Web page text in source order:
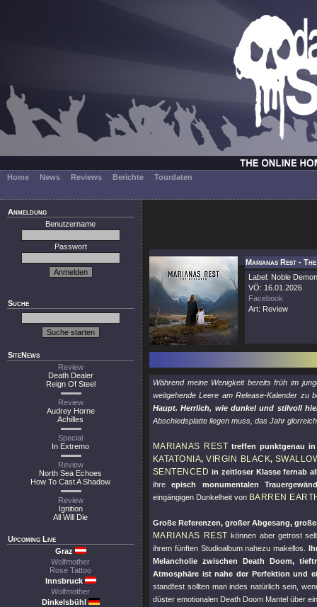
Home News Reviews Berichte Tourdaten
Anmeldung
Benutzername
Passwort
Suche
SiteNews
Review
Death Dealer
Reign Of Steel
Review
Audrey Horne
Achilles
Special
In Extremo
Review
North Sea Echoes
How To Cast A Shadow
Review
Ignition
All Will Die
Upcoming Live
Graz
Wolfmother
Rose Tattoo
Innsbruck
Wolfmother
Dinkelsbühl
Marianas Rest -
Label: Noble Demon
VÖ: 16.01.2026
Facebook
Art: Review
Während meine Wenigkeit bereits früh im
weitgehende Leere am Release-Kalender zu
Haupt. Herrlich, wie dunkel und stilvoll
Abschiedsplatte liegen muss, das Jahr
MARIANAS REST treffen punktgenau
KATATONIA,VIRGIN BLACK,
SENTENCED in zeitloser Klasse fernab
ihreepisch monumentalen
eingängigen Dunkelheit von BARREN
Große Referenzen, großer Abgesang,
MARIANAS REST können aber getrost
ihrem fünften Studioalbum nahezu makellos.
Melancholie zwischen Death Doom,
Atmosphäre ist nahe der Perfektion und
standfest sollten man indes natürlich sein,
düster emotionalen Death Doom Mantel über